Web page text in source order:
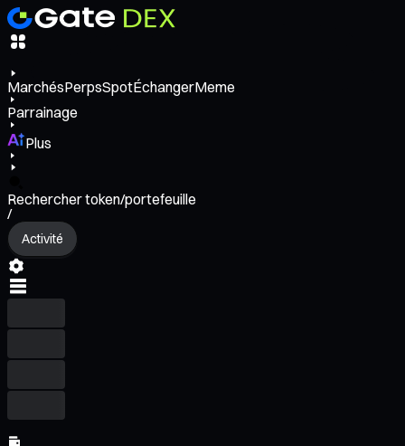
MarchésPerpsSpotÉchangerMeme
Parrainage
Plus
Rechercher token/portefeuille
/
Activité